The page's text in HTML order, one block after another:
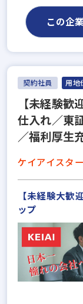
この企
契約社員 用地
【未経験
仕入れ／東
／福利厚生
ケイアイスタ
【未経験大歓
ップ